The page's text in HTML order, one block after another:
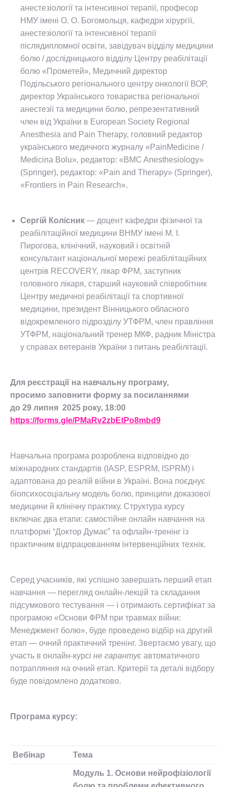
анестезіології та інтенсивної терапії, професор
НМУ імені О. О. Богомольця, кафедри хірургії,
анестезіології та інтенсивної терапії
післядипломної освіти, завідувач відділу медицини
болю / дослідницького відділу Центру реабілітації
болю «Прометей», Медичний директор
Подільського регіонального центру онкології ВОР,
директор Українського товариства регіональної
анестезії та медицини болю, репрезентативний
член від України в European Society Regional
Anesthesia and Pain Therapy, головний редактор
українського медичного журналу «PainMedicine /
Medicina Bolu», редактор: «BMC Anesthesiology»
(Springer), редактор: «Pain and Therapy» (Springer),
«Frontiers in Pain Research».
Сергій Колісник — доцент кафедри фізичної та
реабілітаційної медицини ВНМУ імені М. І.
Пирогова, клінічний, науковий і освітній
консультант національної мережі реабілітаційних
центрів RECOVERY, лікар ФРМ, заступник
головного лікаря, старший науковий співробітник
Центру медичної реабілітації та спортивної
медицини, президент Вінницького обласного
відокремленого підрозділу УТФРМ, член правління
УТФРМ, національний тренер МКФ, радник Міністра
у справах ветеранів України з питань реабілітації.
Для реєстрації на навчальну програму,
просимо заповнити форму за посиланнями
до 29 липня 2025 року, 18:00
https://forms.gle/PMaRv2zbEtPo8mbd9
Навчальна програма розроблена відповідно до
міжнародних стандартів (IASP, ESPRM, ISPRM) і
адаптована до реалій війни в Україні. Вона поєднує
біопсихосоціальну модель болю, принципи доказової
медицини й клінічну практику. Структура курсу
включає два етапи: самостійне онлайн навчання на
платформі “Доктор Думає” та офлайн-тренінг із
практичним відпрацюванням інтервенційних технік.
Серед учасників, які успішно завершать перший етап
навчання — перегляд онлайн-лекцій та складання
підсумкового тестування — і отримають сертифікат за
програмою «Основи ФРМ при травмах війни:
Менеджмент болю», буде проведено відбір на другий
етап — очний практичний тренінг. Звертаємо увагу, що
участь в онлайн-курсі не гарантує автоматичного
потрапляння на очний етап. Критерії та деталі відбору
буде повідомлено додатково.
Програма курсу:
Вебінар Тема
Модуль 1. Основи нейрофізіології